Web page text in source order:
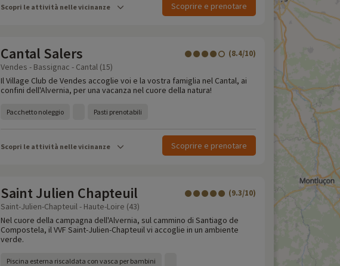
Scopri le attività nelle vicinanze Scoprire e prenotare
Cantal Salers (8.4/10)
Vendes - Bassignac - Cantal (15)
Il Village Club de Vendes accoglie voi e la vostra famiglia nel Cantal, ai
confini dell'Alvernia, per una vacanza nel cuore della natura!
Pacchetto noleggio Pasti prenotabili
Scopri le attività nelle vicinanze Scoprire e prenotare
Saint Julien Chapteuil (9.3/10)
Saint-Julien-Chapteuil - Haute-Loire (43)
Nel cuore della campagna dell'Alvernia, sul cammino di Santiago de
Compostela, il VVF Saint-Julien-Chapteuil vi accoglie in un ambiente
verde.
Piscina esterna riscaldata con vasca per bambini